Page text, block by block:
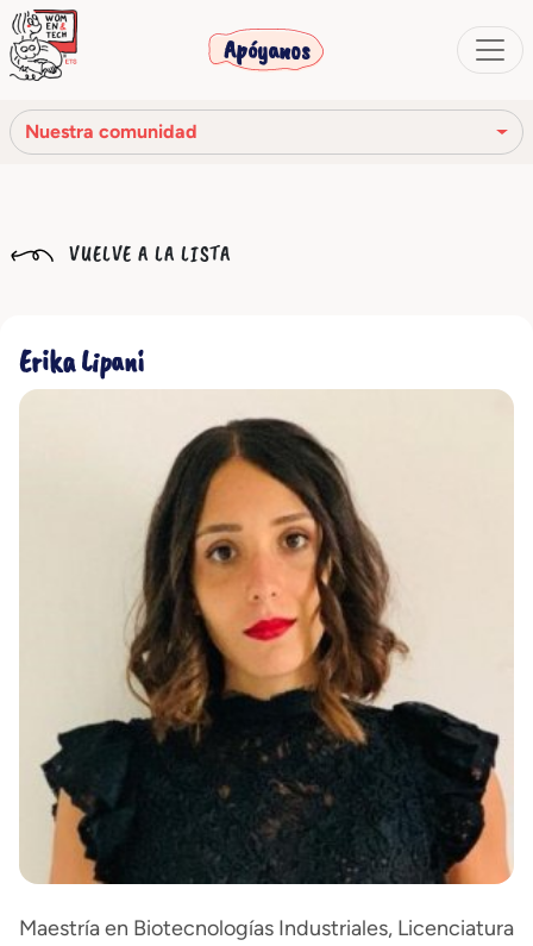
Apóyanos
Nuestra comunidad
Nuestra historia
Nuestra red
Nuestra comunidad
VUELVE A LA LISTA
Erika Lipani
Maestría en Biotecnologías Industriales, Licenciatura